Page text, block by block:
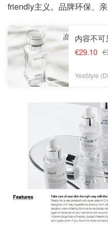
friendly主义。品牌环保、亲
内容不可
€29.10
YesStyle